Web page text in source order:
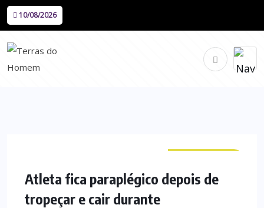
10/08/2026
Atleta fica paraplégico depois de
tropeçar e cair durante